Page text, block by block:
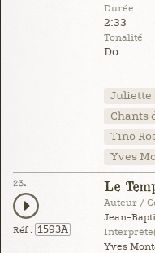
Durée
2:33
Tonalité
Do
Juliette
Chants
Tino
Yves
23.
Réf : 1593A
Le
Auteur /
Jean-
Yves